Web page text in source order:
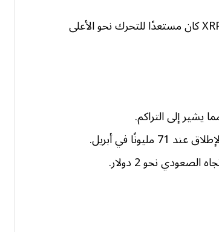
يشير نشاط الحيتان ونمو الشبكة والإعداد الفني المعزز إلى أن زوج XRP/USD كان مستعدًا للتحرك نحو الأعلى